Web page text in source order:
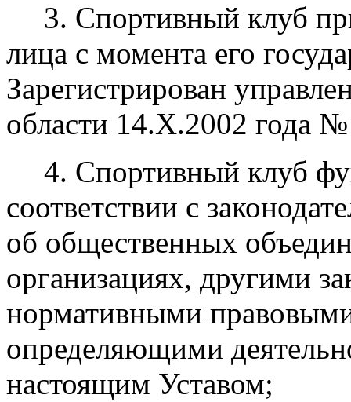
3. Спортивный клуб
лица с момента его
Зарегистрирован
области 14.X.2002 года
4. Спортивный клуб
соответствии с
об общественных
организациях, другими
нормативными
определяющими
настоящим Уставом;